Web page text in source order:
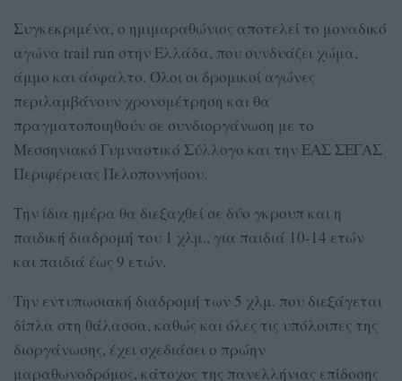
Συγκεκριμένα, ο ημιμαραθώνιος αποτελεί το μοναδικό
αγώνα trail run στην Ελλάδα, που συνδυάζει χώμα,
άμμο και άσφαλτο. Όλοι οι δρομικοί αγώνες
περιλαμβάνουν χρονομέτρηση και θα
πραγματοποιηθούν σε συνδιοργάνωση με το
Μεσσηνιακό Γυμναστικό Σύλλογο και την ΕΑΣ ΣΕΓΑΣ
Περιφέρειας Πελοποννήσου.
Την ίδια ημέρα θα διεξαχθεί σε δύο γκρουπ και η
παιδική διαδρομή του 1 χλμ., για παιδιά 10-14 ετών
και παιδιά έως 9 ετών.
Την εντυπωσιακή διαδρομή των 5 χλμ. που διεξάγεται
δίπλα στη θάλασσα, καθώς και όλες τις υπόλοιπες της
διοργάνωσης, έχει σχεδιάσει ο πρώην
μαραθωνοδρόμος, κάτοχος της πανελλήνιας επίδοσης